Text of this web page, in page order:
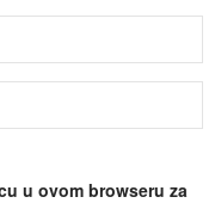
u ovom browseru za